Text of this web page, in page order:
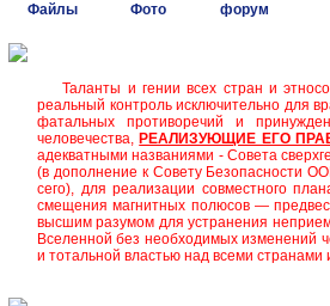
Файлы
Фото форум
Таланты и гении всех стран и
реальный контроль исключительно для
фатальных противоречий и
человечества, РЕАЛИЗУЮЩИЕ ЕГО
адекватными названиями - Совета
(в дополнение к Совету Безопасности
сего), для реализации совместного
смещения магнитных полюсов —
высшим разумом для устранения
Вселенной без необходимых изменений
и тотальной властью над всеми